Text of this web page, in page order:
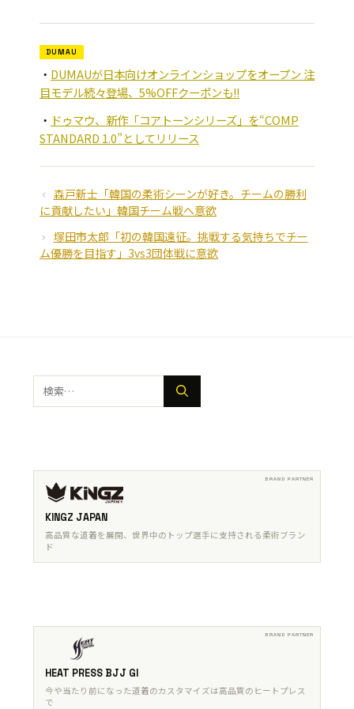
DUMAU
DUMAUが日本向けオンラインショップをオープン 注
目モデル続々登場、5%OFFクーポンも!!
ドゥマウ、新作「コアトーンシリーズ」を“COMP
STANDARD 1.0”としてリリース
森戸新士「韓国の柔術シーンが好き。チームの勝利
に貢献したい」韓国チーム戦へ意欲
塚田市太郎「初の韓国遠征。挑戦する気持ちでチー
ム優勝を目指す」3vs3団体戦に意欲
検
索:
KINGZ JAPAN
高品質な道着を展開、世界中のトップ選手に支持される柔術ブラン
ド
HEAT PRESS BJJ GI
今や当たり前になった道着のカスタマイズは高品質のヒートプレス
で